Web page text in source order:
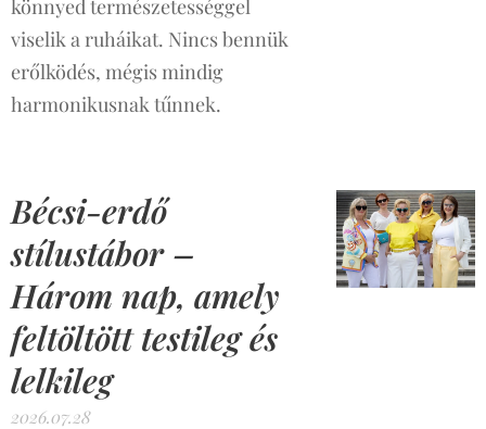
könnyed természetességgel
viselik a ruháikat. Nincs bennük
erőlködés, mégis mindig
harmonikusnak tűnnek.
Bécsi-erdő
stílustábor –
Három nap, amely
feltöltött testileg és
lelkileg
2026.07.28